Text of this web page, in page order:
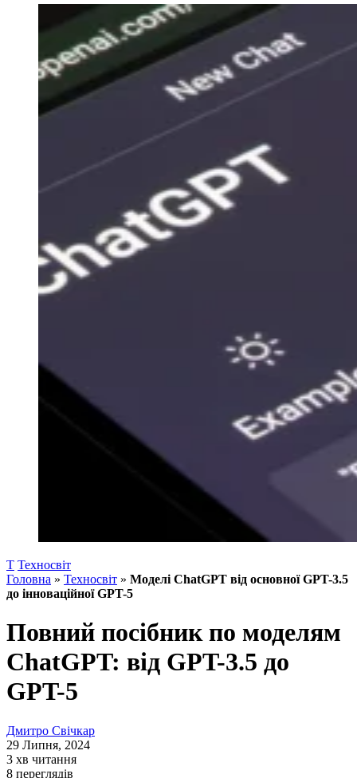
Т Техносвіт
Головна » Техносвіт » Моделі ChatGPT від основної GPT-3.5
до інноваційної GPT-5
Повний посібник по моделям
ChatGPT: від GPT-3.5 до
GPT-5
Дмитро Свічкар
29 Липня, 2024
3 хв читання
8 переглядів